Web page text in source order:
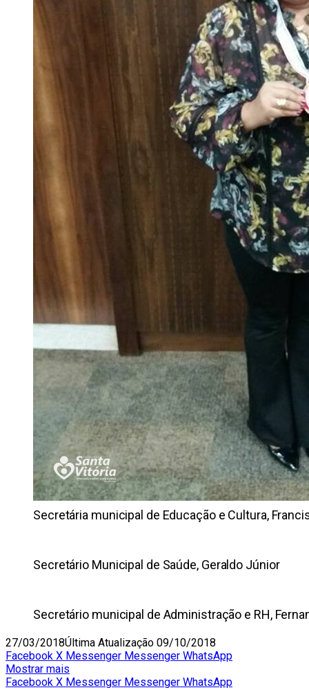
Secretária municipal de Educação e Cultura,
Secretário Municipal de Saúde, Geraldo Júnior
Secretário municipal de Administração e RH,
27/03/2018Última Atualização 09/10/2018
Facebook X Messenger Messenger WhatsApp
Mostrar mais
Facebook X Messenger Messenger WhatsApp